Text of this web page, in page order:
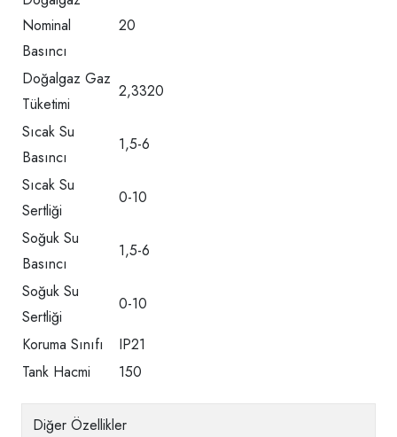
Nominal
Basıncı
20
Doğalgaz Gaz
Tüketimi
2,3320
Sıcak Su
Basıncı
1,5-6
Sıcak Su
Sertliği
0-10
Soğuk Su
Basıncı
1,5-6
Soğuk Su
Sertliği
0-10
Koruma Sınıfı
IP21
Tank Hacmi
150
Diğer Özellikler